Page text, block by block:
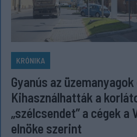
KRÓNIKA
Gyanús az
Kihasználhatták a
„szélcsendet” a cégek a
elnöke szerint